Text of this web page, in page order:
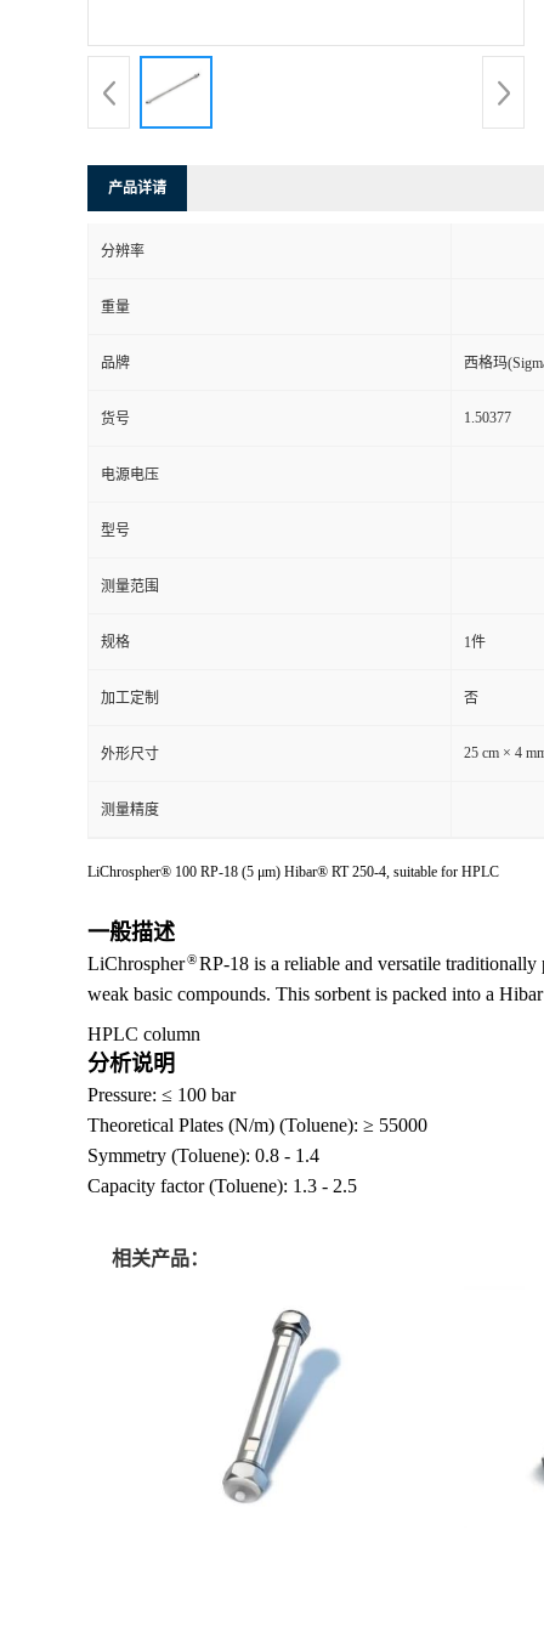
产品详请
分辨率
重量
品牌 西格玛
货号 1.50377
电源电压
型号
测量范围
规格 1件
加工定制 否
外形尺寸 25 cm × 4
测量精度
LiChrospher® 100 RP-18 (5 μm) Hibar® RT 250-4, suitable for HPLC
一般描述
LiChrospher®RP-18 is a reliable and versatile traditionally
weak basic compounds. This sorbent is packed into a
HPLC column
分析说明
Pressure: ≤ 100 bar
Theoretical Plates (N/m) (Toluene): ≥ 55000
Symmetry (Toluene): 0.8 - 1.4
Capacity factor (Toluene): 1.3 - 2.5
相关产品：